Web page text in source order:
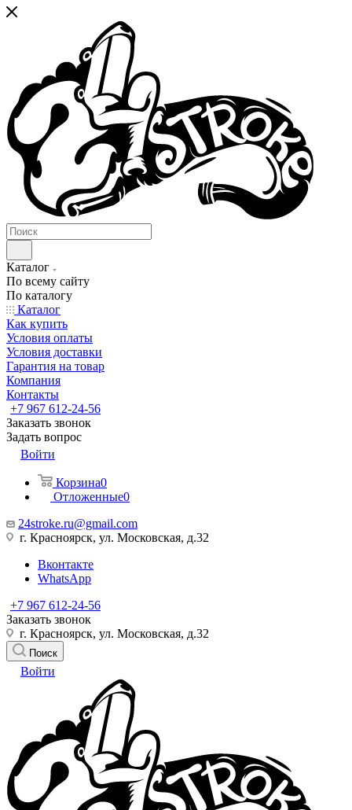
Каталог
По всему сайту
По каталогу
Каталог
Как купить
Условия оплаты
Условия доставки
Гарантия на товар
Компания
Контакты
+7 967 612-24-56
Заказать звонок
Задать вопрос
Войти
Корзина0
Отложенные0
24stroke.ru@gmail.com
г. Красноярск, ул. Московская, д.32
Вконтакте
WhatsApp
+7 967 612-24-56
Заказать звонок
г. Красноярск, ул. Московская, д.32
Поиск
Войти